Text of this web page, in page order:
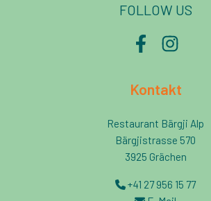
FOLLOW US
FacebookInstagram
Kontakt
Restaurant Bärgji Alp
Bärgjistrasse 570
3925 Grächen
+41 27 956 15 77